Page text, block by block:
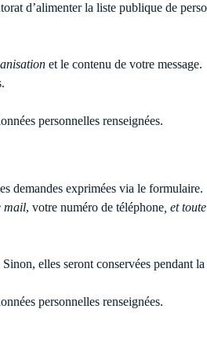
d’alimenter la liste publique de
et le contenu de votre message.
personnelles renseignées.
demandes exprimées via le formulaire.
mail, votre numéro de téléphone , et
elles seront conservées pendant
personnelles renseignées.